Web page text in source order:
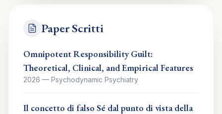
Paper Scritti
Omnipotent Responsibility Guilt:
Theoretical, Clinical, and Empirical Features
2026 — Psychodynamic Psychiatry
Il concetto di falso Sé dal punto di vista della